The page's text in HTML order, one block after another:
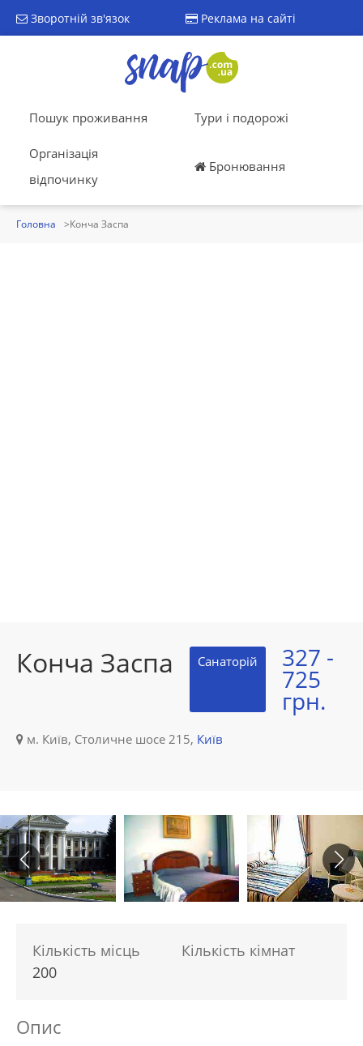
Зворотній зв'язок Реклама на сайті
Пошук проживання Тури і подорожі
Організація
відпочинку
Бронювання
Головна Конча Заспа
Конча Заспа Санаторій 327 -
725
грн.
м. Київ, Столичне шосе 215, Київ
Кількість місць
200
Кількість кімнат
Опис